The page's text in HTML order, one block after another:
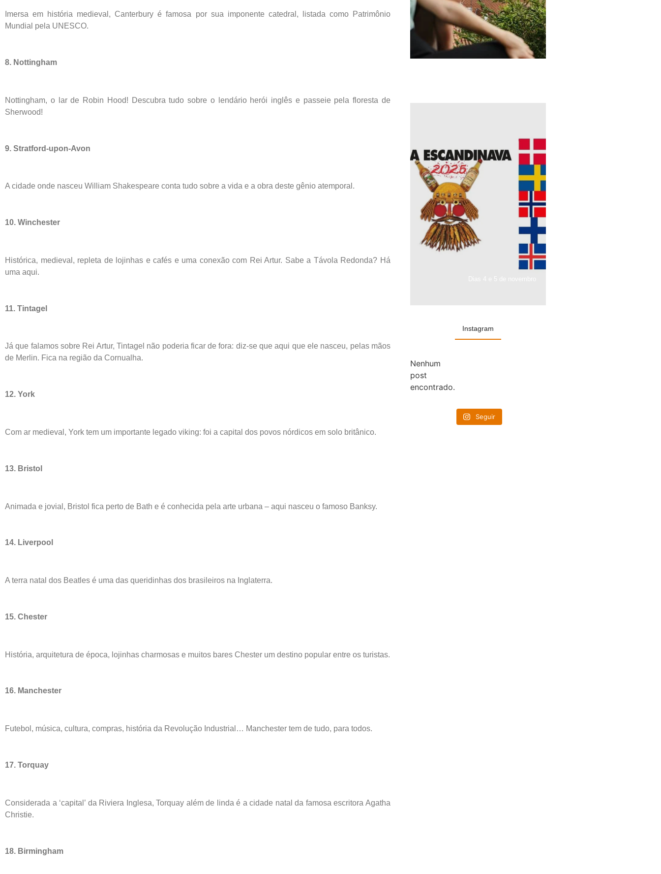
Imersa em história medieval, Canterbury é famosa por sua imponente catedral, listada como Patrimônio
Mundial pela UNESCO.
8. Nottingham
Nottingham, o lar de Robin Hood! Descubra tudo sobre o lendário herói inglês e passeie pela floresta de
Sherwood!
9. Stratford-upon-Avon
A cidade onde nasceu William Shakespeare conta tudo sobre a vida e a obra deste gênio atemporal.
10. Winchester
Histórica, medieval, repleta de lojinhas e cafés e uma conexão com Rei Artur. Sabe a Távola Redonda? Há
uma aqui.
11. Tintagel
Já que falamos sobre Rei Artur, Tintagel não poderia ficar de fora: diz-se que aqui que ele nasceu, pelas mãos
de Merlin. Fica na região da Cornualha.
12. York
Com ar medieval, York tem um importante legado viking: foi a capital dos povos nórdicos em solo britânico.
13. Bristol
Animada e jovial, Bristol fica perto de Bath e é conhecida pela arte urbana – aqui nasceu o famoso Banksy.
14. Liverpool
A terra natal dos Beatles é uma das queridinhas dos brasileiros na Inglaterra.
15. Chester
História, arquitetura de época, lojinhas charmosas e muitos bares Chester um destino popular entre os turistas.
16. Manchester
Futebol, música, cultura, compras, história da Revolução Industrial… Manchester tem de tudo, para todos.
17. Torquay
Considerada a ‘capital’ da Riviera Inglesa, Torquay além de linda é a cidade natal da famosa escritora Agatha
Christie.
18. Birmingham
Instagram
Nenhum
post
encontrado.
Seguir